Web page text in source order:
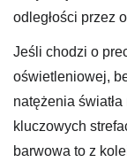
odległości przez
Jeśli chodzi o
oświetleniowej,
natężenia
kluczowych
barwowa to z